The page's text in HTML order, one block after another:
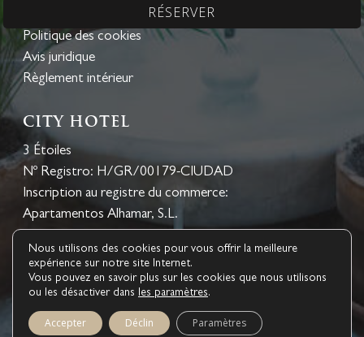
RÉSERVER
Politique de confidentialité
Politique des cookies
Avis juridique
Règlement intérieur
CITY HOTEL
3 Étoiles
Nº Registro: H/GR/00179-CIUDAD
Inscription au registre du commerce:
Apartamentos Alhamar, S.L.
© 2026 Hotel Palacio de los Navas. ® bookerclub Design
Nous utilisons des cookies pour vous offrir la meilleure
expérience sur notre site Internet.
Vous pouvez en savoir plus sur les cookies que nous utilisons
ou les désactiver dans les paramètres.
Accepter Déclin Paramètres